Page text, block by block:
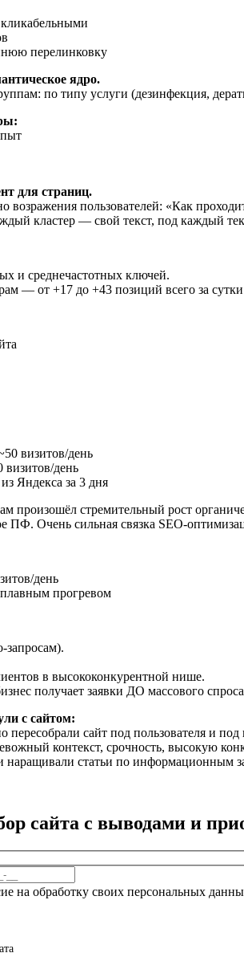
перелинковку
ядро.
по типу услуги (дезинфекция,
для страниц.
возражения пользователей: «Как
кластер — свой текст, под каждый
и среднечастотных ключей.
— от +17 до +43 позиций всего за
визитов/день
день
Яндекса за 3 дня
произошёл стремительный рост
Очень сильная связка SEO-
день
прогревом
в высококонкурентной нише.
получает заявки ДО массового
с сайтом:
пересобрали сайт под пользователя и
контекст, срочность, высокую
статьи по информационным
сайта с выводами и
на обработку своих персональных